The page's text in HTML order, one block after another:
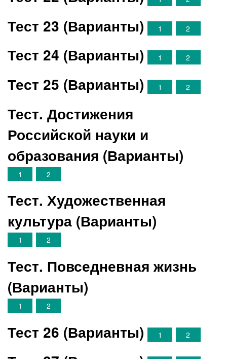
Тест 23 (Варианты) 1 2
Тест 24 (Варианты) 1 2
Тест 25 (Варианты) 1 2
Тест. Достижения
Российской науки и
образования (Варианты)
1 2
Тест. Художественная
культура (Варианты)
1 2
Тест. Повседневная жизнь
(Варианты)
1 2
Тест 26 (Варианты) 1 2